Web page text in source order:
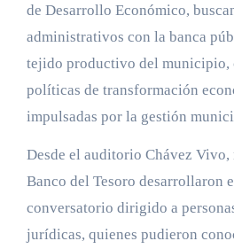
de Desarrollo Económico,
administrativos con la banca
tejido productivo del municipio,
políticas de transformación
impulsadas por la gestión
Desde el auditorio Chávez Vivo,
Banco del Tesoro desarrollaron
conversatorio dirigido a
jurídicas, quienes pudieron